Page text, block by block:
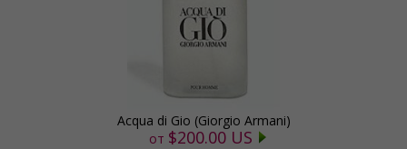
Acqua di Gio (Giorgio Armani)
от $200.00 US